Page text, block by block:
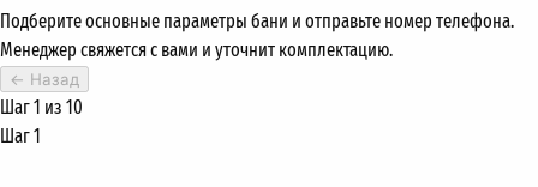
Подберите основные параметры бани и отправьте номер телефона.
Менеджер свяжется с вами и уточнит комплектацию.
← Назад
Шаг 1 из 10
Шаг 1